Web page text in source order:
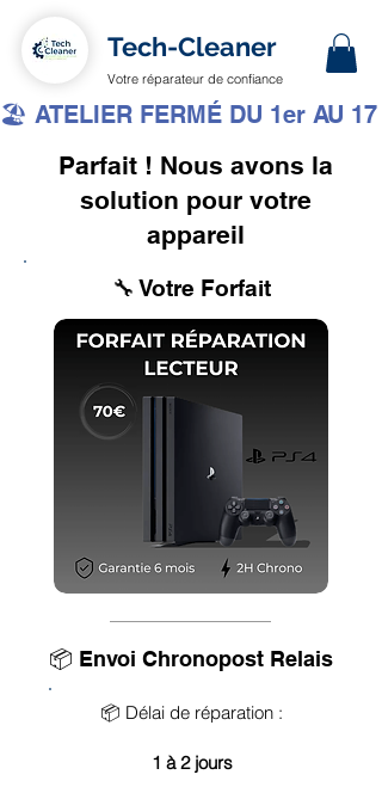
Tech-Cleaner
Votre réparateur de confiance
🏖️ ATELIER FERMÉ DU 1er AU
Parfait ! Nous avons la
solution pour votre
appareil
🔧 Votre Forfait
📦 Envoi Chronopost Relais
📦 Délai de réparation :
1 à 2 jours